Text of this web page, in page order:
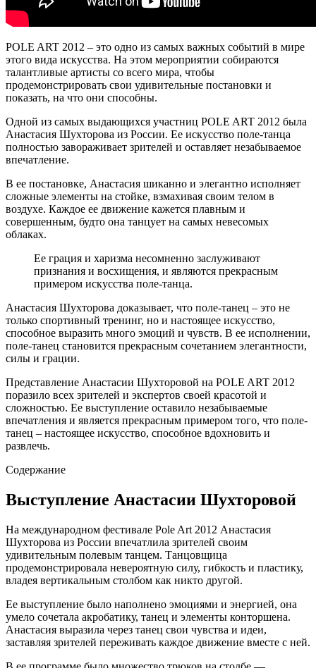
POLE ART 2012 – это одно из самых важных событий в мире
этого вида искусства. На этом мероприятии собираются
талантливые артисты со всего мира, чтобы
продемонстрировать свои удивительные постановки и
показать, на что они способны.
Одной из самых выдающихся участниц POLE ART 2012 была
Анастасия Шухторова из России. Ее искусство поле-танца
полностью завораживает зрителей и оставляет незабываемое
впечатление.
В ее постановке, Анастасия шиканно и элегантно исполняет
сложные элементы на стойке, взмахивая своим телом в
воздухе. Каждое ее движение кажется плавным и
совершенным, будто она танцует на самых невесомых
облаках.
Ее грация и харизма несомненно заслуживают
признания и восхищения, и являются прекрасным
примером искусства поле-танца.
Анастасия Шухторова доказывает, что поле-танец – это не
только спортивный тренинг, но и настоящее искусство,
способное выразить много эмоций и чувств. В ее исполнении,
поле-танец становится прекрасным сочетанием элегантности,
силы и грации.
Представление Анастасии Шухторовой на POLE ART 2012
поразило всех зрителей и экспертов своей красотой и
сложностью. Ее выступление оставило незабываемые
впечатления и является прекрасным примером того, что поле-
танец – настоящее искусство, способное вдохновить и
развлечь.
Содержание
Выступление Анастасии Шухторовой
На международном фестивале Pole Art 2012 Анастасия
Шухторова из России впечатлила зрителей своим
удивительным полевым танцем. Танцовщица
продемонстрировала невероятную силу, гибкость и пластику,
владея вертикальным столбом как никто другой.
Ее выступление было наполнено эмоциями и энергией, она
умело сочетала акробатику, танец и элементы конторшена.
Анастасия выразила через танец свои чувства и идеи,
заставляя зрителей переживать каждое движение вместе с ней.